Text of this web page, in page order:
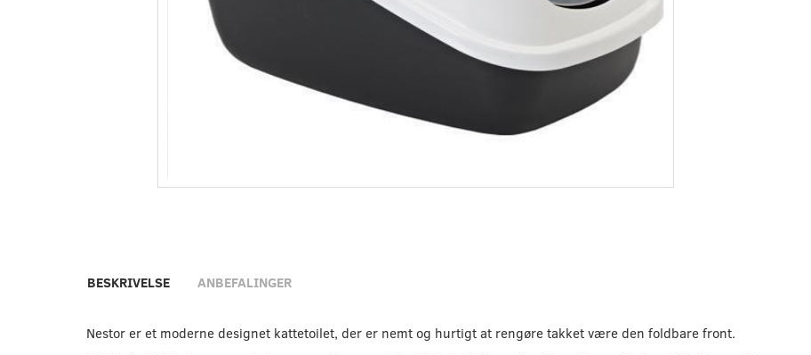
BESKRIVELSE ANBEFALINGER
Nestor er et moderne designet kattetoilet, der er nemt og hurtigt at rengøre takket være den foldbare front.